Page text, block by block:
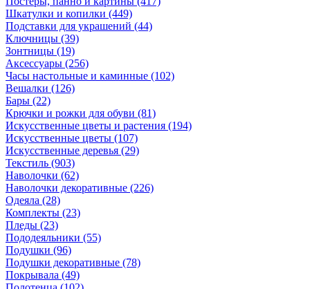
Шкатулки и копилки (449)
Подставки для украшений (44)
Ключницы (39)
Зонтницы (19)
Аксессуары (256)
Часы настольные и каминные (102)
Вешалки (126)
Бары (22)
Крючки и рожки для обуви (81)
Искусственные цветы и растения (194)
Искусственные цветы (107)
Искусcтвенные деревья (29)
Текстиль (903)
Наволочки (62)
Наволочки декоративные (226)
Одеяла (28)
Комплекты (23)
Пледы (23)
Пододеяльники (55)
Подушки (96)
Подушки декоративные (78)
Покрывала (49)